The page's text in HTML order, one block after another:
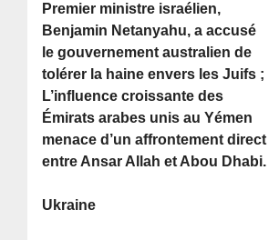
Premier ministre israélien,
Benjamin Netanyahu, a accusé
le gouvernement australien de
tolérer la haine envers les Juifs ;
L’influence croissante des
Émirats arabes unis au Yémen
menace d’un affrontement direct
entre Ansar Allah et Abou Dhabi.
Ukraine